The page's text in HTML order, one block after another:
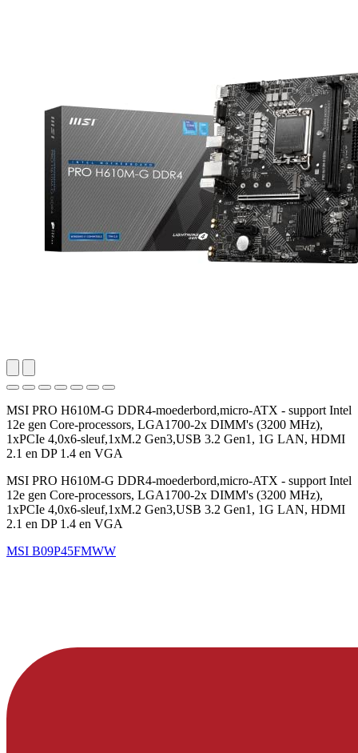
MSI PRO H610M-G DDR4-moederbord,micro-ATX - support Intel
12e gen Core-processors, LGA1700-2x DIMM's (3200 MHz),
1xPCIe 4,0x6-sleuf,1xM.2 Gen3,USB 3.2 Gen1, 1G LAN, HDMI
2.1 en DP 1.4 en VGA
MSI PRO H610M-G DDR4-moederbord,micro-ATX - support Intel
12e gen Core-processors, LGA1700-2x DIMM's (3200 MHz),
1xPCIe 4,0x6-sleuf,1xM.2 Gen3,USB 3.2 Gen1, 1G LAN, HDMI
2.1 en DP 1.4 en VGA
MSI B09P45FMWW